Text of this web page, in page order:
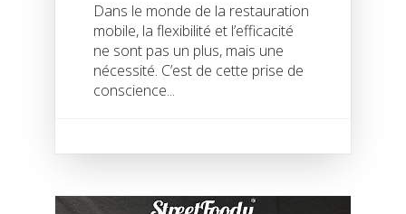
Dans le monde de la restauration
mobile, la flexibilité et l’efficacité
ne sont pas un plus, mais une
nécessité. C’est de cette prise de
conscience...